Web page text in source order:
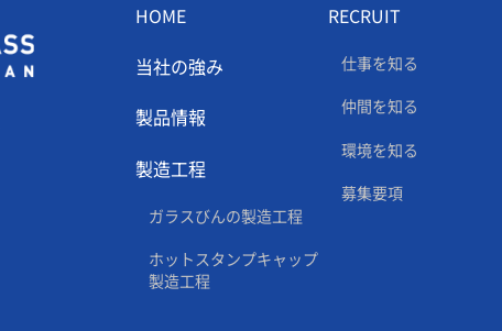
HOME
当社の強み
製品情報
製造工程
ガラスびんの製造工程
ホットスタンプキャップ
製造工程
RECRUIT
仕事を知る
仲間を知る
環境を知る
募集要項